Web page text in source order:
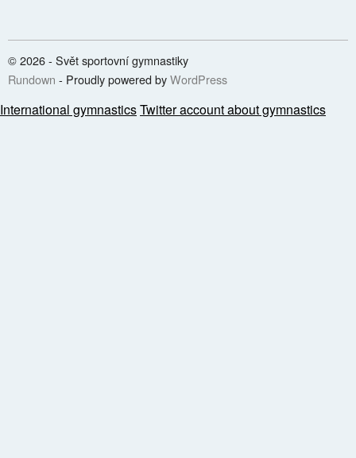
© 2026 - Svět sportovní gymnastiky
Rundown - Proudly powered byWordPress
International gymnasticsTwitter account about gymnastics